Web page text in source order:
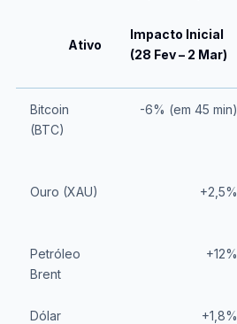
Ativo
Impacto Inicial
(28 Fev – 2 Mar)
Bitcoin
(BTC)
-6% (em 45 min)
Ouro (XAU) +2,5%
Petróleo
Brent
+12%
Dólar
+1,8%